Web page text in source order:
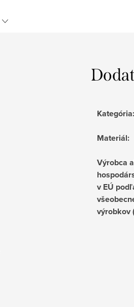
Kategória:
Materiál:
Výrobca
v EÚ
výrobkov